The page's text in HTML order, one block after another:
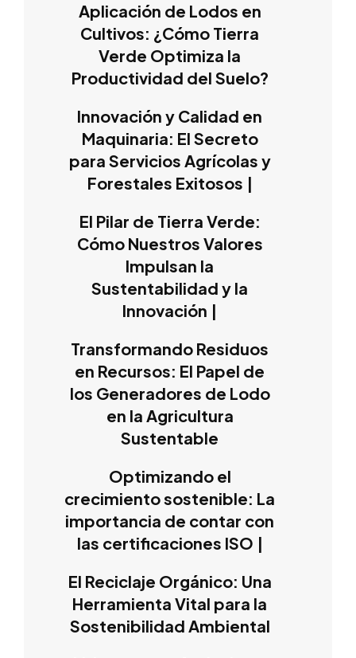
Aplicación de Lodos en
Cultivos: ¿Cómo Tierra
Verde Optimiza la
Productividad del Suelo?
Innovación y Calidad en
Maquinaria: El Secreto
para Servicios Agrícolas y
Forestales Exitosos |
El Pilar de Tierra Verde:
Cómo Nuestros Valores
Impulsan la
Sustentabilidad y la
Innovación |
Transformando Residuos
en Recursos: El Papel de
los Generadores de Lodo
en la Agricultura
Sustentable
Optimizando el
crecimiento sostenible: La
importancia de contar con
las certificaciones ISO |
El Reciclaje Orgánico: Una
Herramienta Vital para la
Sostenibilidad Ambiental